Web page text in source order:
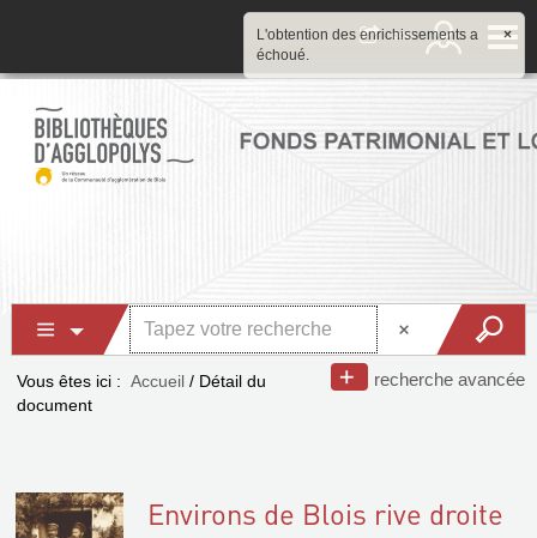
recherche avancée
Vous êtes ici : Accueil / Détail du
document
Environs de Blois rive droite
×
L'obtention des enrichissements a
échoué.